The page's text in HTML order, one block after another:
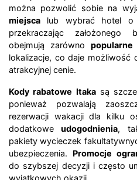
można pozwolić sobie na
miejsca lub wybrać hotel
przekraczając założonego
obejmują zarówno popularne
lokalizacje, co daje możliwość
atrakcyjnej cenie.
Kody rabatowe Itakasą
ponieważ pozwalają
rezerwacji wakacji dla kilku
dodatkoweudogodnienia,
pakiety wycieczek
ubezpieczenia. Promocje
do szybszej decyzji i często